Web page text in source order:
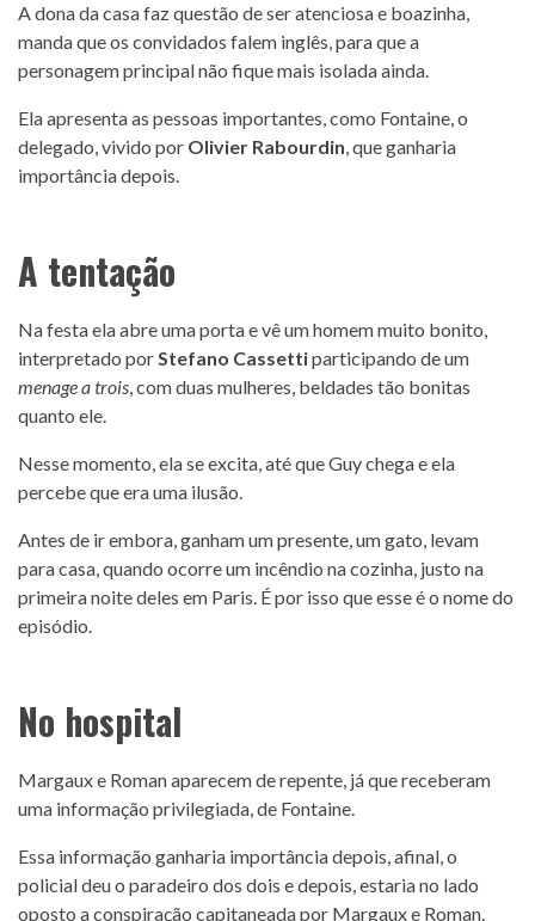
A dona da casa faz questão de ser atenciosa e boazinha,
manda que os convidados falem inglês, para que a
personagem principal não fique mais isolada ainda.
Ela apresenta as pessoas importantes, como Fontaine, o
delegado, vivido por Olivier Rabourdin, que ganharia
importância depois.
A tentação
Na festa ela abre uma porta e vê um homem muito bonito,
interpretado porStefano Cassettiparticipando de um
menage a trois, com duas mulheres, beldades tão bonitas
quanto ele.
Nesse momento, ela se excita, até que Guy chega e ela
percebe que era uma ilusão.
Antes de ir embora, ganham um presente, um gato, levam
para casa, quando ocorre um incêndio na cozinha, justo na
primeira noite deles em Paris. É por isso que esse é o nome do
episódio.
No hospital
Margaux e Roman aparecem de repente, já que receberam
uma informação privilegiada, de Fontaine.
Essa informação ganharia importância depois, afinal, o
policial deu o paradeiro dos dois e depois, estaria no lado
oposto a conspiração capitaneada por Margaux e Roman.